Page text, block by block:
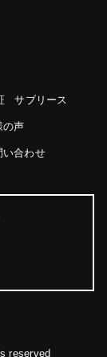
サブリース
の声
い合わせ
reserved